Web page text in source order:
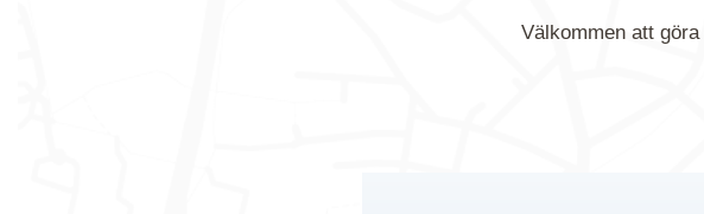
Välkommen att